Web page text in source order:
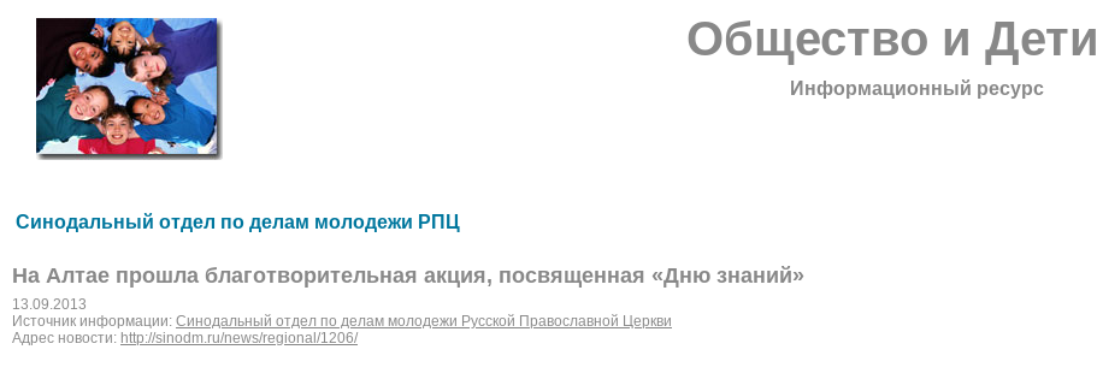
Общество и Дети
Информационный ресурс
Синодальный отдел по делам молодежи РПЦ
На Алтае прошла благотворительная акция, посвященная «Дню знаний»
13.09.2013
Источник информации: Синодальный отдел по делам молодежи Русской Православной Церкви
Адрес новости: http://sinodm.ru/news/regional/1206/